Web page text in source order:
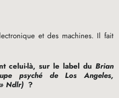
et des machines. Il fait
celui-là, sur le label du Brian
psyché de Los Angeles,
» Ndlr) ?